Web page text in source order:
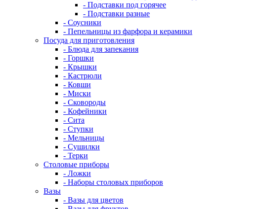
- Подставки под горячее
- Подставки разные
- Соусники
- Пепельницы из фарфора и керамики
Посуда для приготовления
- Блюда для запекания
- Горшки
- Крышки
- Кастрюли
- Ковши
- Миски
- Сковороды
- Кофейники
- Сита
- Ступки
- Мельницы
- Сушилки
- Терки
Столовые приборы
- Ложки
- Наборы столовых приборов
Вазы
- Вазы для цветов